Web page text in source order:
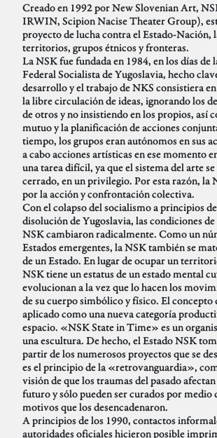
Creado en 1992 por New Slovenian Art,
IRWIN, Scipion Nacise Theater Group),
proyecto de lucha contra el Estado-Nación,
territorios, grupos étnicos y fronteras.
La NSK fue fundada en 1984, en los días de
Federal Socialista de Yugoslavia, hecho
desarrollo y el trabajo de NKS consistiera
la libre circulación de ideas, ignorando los
de otros y no insistiendo en los propios, así
mutuo y la planificación de acciones
tiempo, los grupos eran autónomos en sus
a cabo acciones artísticas en ese momento
una tarea difícil, ya que el sistema del arte
cerrado, en un privilegio. Por esta razón, la
por la acción y confrontación colectiva.
Con el colapso del socialismo a principios
disolución de Yugoslavia, las condiciones
NSK cambiaron radicalmente. Como un
Estados emergentes, la NSK también se
de un Estado. En lugar de ocupar un
NSK tiene un estatus de un estado mental
evolucionan a la vez que lo hacen los
de su cuerpo simbólico y físico. El concepto
aplicado como una nueva categoría
espacio. «NSK State in Time» es un
una escultura. De hecho, el Estado NSK
partir de los numerosos proyectos que se
es el principio de la «retrovanguardia»,
visión de que los traumas del pasado
futuro y sólo pueden ser curados por medio
motivos que los desencadenaron.
A principios de los 1990, contactos
autoridades oficiales hicieron posible